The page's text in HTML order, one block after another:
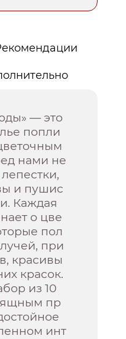
— это
попли
нами не
и пушис
Каждая
о цве
пол
при
красивы
красок.
из 10
пр
инт